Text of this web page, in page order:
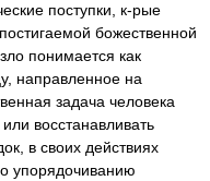
поступки, к-рые
божественной
понимается как
направленное на
задача человека
восстанавливать
в своих действиях
упорядочиванию